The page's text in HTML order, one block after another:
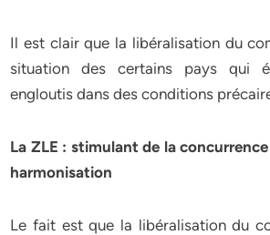
Il est clair que la libéralisation du
situation des certains pays qui
engloutis dans des conditions
La ZLE : stimulant de la
harmonisation
Le fait est que la libéralisation du